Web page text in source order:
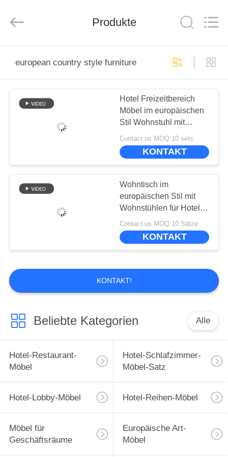
HAUSE
PRODUKTE
VR-
SHOW
WERKSBESICHTIGUNG
QUALITÄTSKONTROLLE
BITTE
UM
EIN
ANGEBOT
SITEMAP
DATENSCHUTZ-
Rights
Produkte
european country style furniture
Hotel Freizeitbereich
Möbel im europäischen
Stil Wohnstuhl mit
kleinen runden Tisch
Contact us MOQ:10 sets
KONTAKT
Wohntisch im
europäischen Stil mit
Wohnstühlen für Hotel
oder Zuhause
Contact us MOQ:10 Sätze
KONTAKT
KONTAKT!
Beliebte Kategorien Alle
Hotel-Restaurant-
Möbel
Hotel-Schlafzimmer-
Möbel-Satz
Hotel-Lobby-Möbel Hotel-Reihen-Möbel
Möbel für
Geschäftsräume
Europäische Art-
Möbel